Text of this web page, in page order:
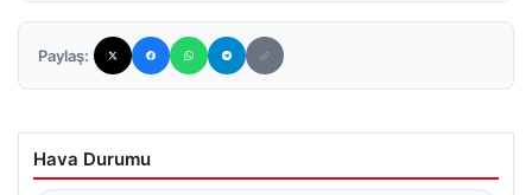
Paylaş:
Hava Durumu